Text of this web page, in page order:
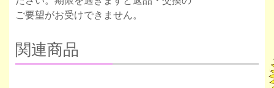
ご要望がお受けできません。
関連商品